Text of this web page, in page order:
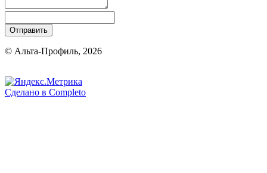
Отправить
© Альта-Профиль, 2026
Сделано в Completo